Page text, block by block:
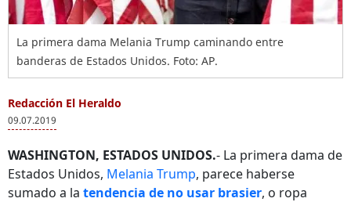
La primera dama Melania Trump caminando entre
banderas de Estados Unidos. Foto: AP.
Redacción El Heraldo
09.07.2019
WASHINGTON, ESTADOS UNIDOS.- La primera dama de
Estados Unidos, Melania Trump, parece haberse
sumado a la tendencia de no usar brasier, o ropa